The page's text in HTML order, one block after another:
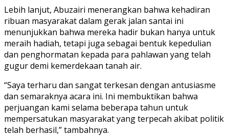
Lebih lanjut, Abuzairi menerangkan bahwa kehadiran
ribuan masyarakat dalam gerak jalan santai ini
menunjukkan bahwa mereka hadir bukan hanya untuk
meraih hadiah, tetapi juga sebagai bentuk kepedulian
dan penghormatan kepada para pahlawan yang telah
gugur demi kemerdekaan tanah air.
“Saya terharu dan sangat terkesan dengan antusiasme
dan semaraknya acara ini. Ini membuktikan bahwa
perjuangan kami selama beberapa tahun untuk
mempersatukan masyarakat yang terpecah akibat politik
telah berhasil,” tambahnya.